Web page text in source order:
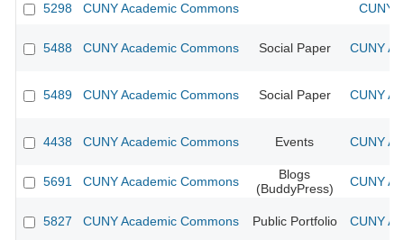
5298 CUNY Academic Commons CUNY
5488 CUNY Academic Commons Social Paper CUNY
5489 CUNY Academic Commons Social Paper CUNY
4438 CUNY Academic Commons Events CUNY
5691 CUNY Academic Commons
Blogs
(BuddyPress)
CUNY
5827 CUNY Academic Commons Public Portfolio CUNY